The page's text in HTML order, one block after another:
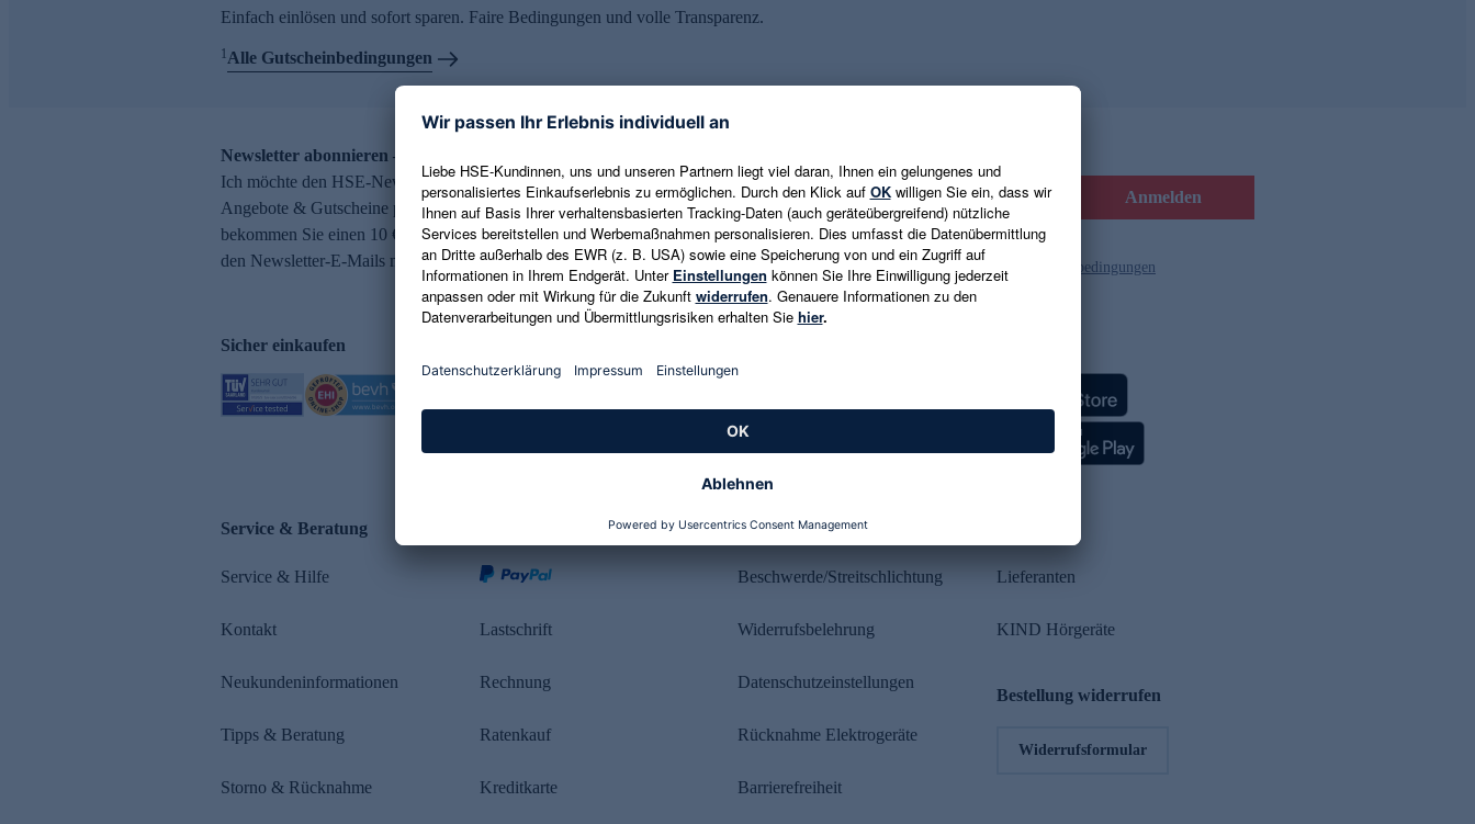
Einfach einlösen und sofort sparen. Faire Bedingungen und volle Transparenz.
1Alle Gutscheinbedingungen
Newsletter abonnieren – 10 € Gutschein erhalten
Ich möchte den HSE-Newsletter abonnieren und aktuelle Trends,
Angebote & Gutscheine per E-Mail erhalten. Als Dankeschön
bekommen Sie einen 10 € Gutschein. Eine Abmeldung ist jederzeit in
den Newsletter-E-Mails möglich.
E-Mail-Adresse eingeben Anmelden
Es gelten die Datenschutzrichtlinien und die Gutscheinbedingungen
Sicher einkaufen
Service & Beratung
Service & Hilfe
Kontakt
Neukundeninformationen
Tipps & Beratung
Storno & Rücknahme
Lastschrift
Rechnung
Ratenkauf
Kreditkarte
Rechtliches
Beschwerde/Streitschlichtung
Widerrufsbelehrung
Datenschutzeinstellungen
Rücknahme Elektrogeräte
Barrierefreiheit
Lieferanten
KIND Hörgeräte
Bestellung widerrufen
Widerrufsformular